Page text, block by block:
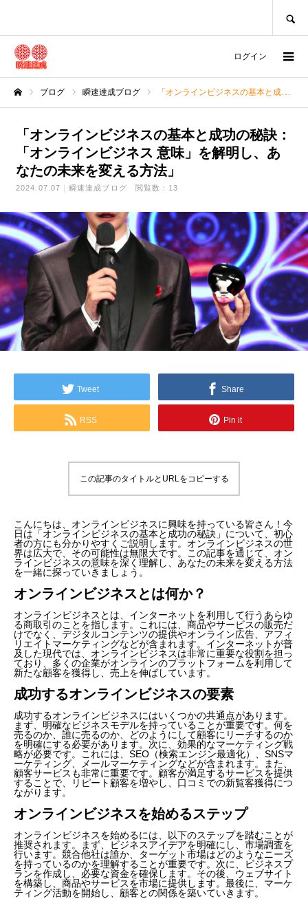
ログイン
ブログ 瞬速達成ブログ 「オンラインビジネスの基本と成功の秘訣：「オンラインビジネス 意味」を解明し、あなたの未来を変える方法」
「オンラインビジネスの基本と成功の秘訣：
「オンラインビジネス 意味」を解明し、あ
なたの未来を変える方法」
2024.07.07 瞬速達成ブログ 閲覧数：13
Tweet Share
RSS Pin it
この記事のタイトルとURLをコピーする
こんにちは、オンラインビジネスに興味を持っている皆さん！今
日は「オンラインビジネスの基本と成功の秘訣」について、初心
者の方にも分かりやすくご説明します。オンラインビジネスの世
界は広大で、その可能性は無限大です。この記事を通じて、オン
ラインビジネスの意味を深く理解し、あなたの未来を変える方法
を一緒に探っていきましょう。
オンラインビジネスとは何か？
オンラインビジネスとは、インターネットを利用して行うあらゆ
る商取引のことを指します。これには、商品やサービスの販売だ
けでなく、デジタルコンテンツの提供やオンライン広告、アフィ
リエイトマーケティングなどが含まれます。インターネットが普
及した現代では、オンラインビジネスは非常に重要な役割を担っ
ており、多くの企業がオンラインのプラットフォームを利用して
新たな顧客を獲得し、売上を伸ばしています。
成功するオンラインビジネスの要素
成功するオンラインビジネスにはいくつかの共通点があります。
まず、明確なビジネスモデルを持っていることが重要です。何を
売るのか、誰に売るのか、どのようにして顧客にリーチするのか
を明確にする必要があります。次に、効果的なマーケティング戦
略が必要です。これには、SEO（検索エンジン最適化）、SNSマ
ーケティング、メールマーケティングなどが含まれます。また、
顧客サービスも非常に重要です。顧客が満足するサービスを提供
することで、リピート顧客を増やし、口コミでの新覧客獲得につ
ながります。
オンラインビジネスを始めるステップ
オンラインビジネスを始めるには、以下のステップを踏むことが
推奨されます。まず、ビジネスアイデアを明確にし、市場調査を
行います。競合他社は誰か、ターゲット市場はどのようなニーズ
を持っているのかを理解することが重要です。次に、ビジネスプ
ランを作成し、必要な資金を確保します。その後、ウェブサイト
を構築し、商品やサービスを市場に提供します。最後に、マーケ
ティング活動を開始し、顧客との関係を築いていきます。